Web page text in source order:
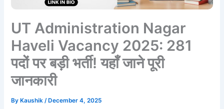
UT Administration Nagar
Haveli Vacancy 2025: 281
पदों पर बड़ी भर्ती! यहाँ जाने पूरी
जानकारी
By Kaushik/ December 4, 2025